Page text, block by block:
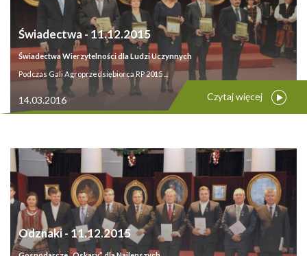
Świadectwa - 11.12.2015
Świadectwa Wierzytelności dla Ludzi Uczynnych
Podczas Gali Agroprzedsiębiorca RP 2015 ...
14.03.2016 Czytaj więcej
Odznaki - 11.12.2015